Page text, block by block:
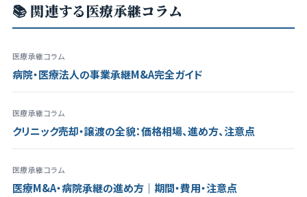
📚 関連する医療承継コラム
医療承継コラム
病院・医療法人の事業承継M&A完全ガイド
医療承継コラム
クリニック売却・譲渡の全貌：価格相場、進め方、注意点
医療承継コラム
医療M&A・病院承継の進め方｜期間・費用・注意点